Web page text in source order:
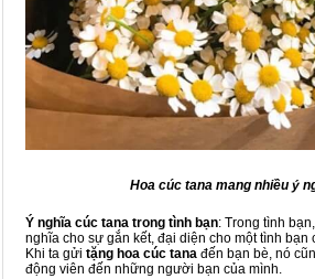
Hoa cúc tana mang nhiều ý
Ý nghĩa cúc tana trong tình bạn: Trong tình
nghĩa cho sự gắn kết, đại diện cho một tình bạn
Khi ta gửi tặng hoa cúc tana đến bạn bè, nó
động viên đến những người bạn của mình.